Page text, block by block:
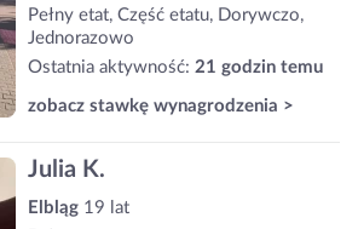
Pełny etat, Część etatu, Dorywczo,
Jednorazowo
Ostatnia aktywność: 21 godzin temu
zobacz stawkę wynagrodzenia >
Julia K.
Elbląg 19 lat